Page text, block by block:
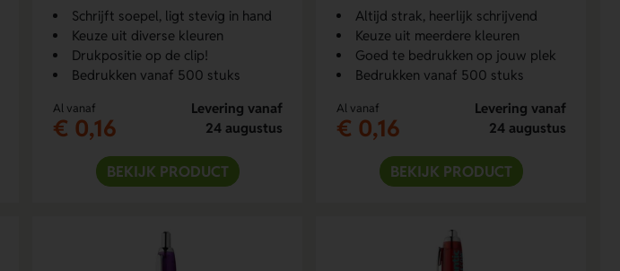
Schrijft soepel, ligt stevig in hand
Keuze uit diverse kleuren
Drukpositie op de clip!
Bedrukken vanaf 500 stuks
Al vanaf
€ 0,16
Levering vanaf
24 augustus
BEKIJK PRODUCT
Altijd strak, heerlijk schrijvend
Keuze uit meerdere kleuren
Goed te bedrukken op jouw plek
Bedrukken vanaf 500 stuks
Al vanaf
€ 0,16
Levering vanaf
24 augustus
BEKIJK PRODUCT